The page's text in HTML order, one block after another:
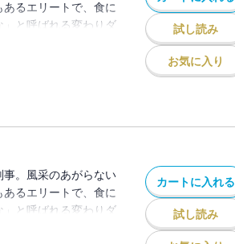
るエリートで、食に
と呼ばれる変わりダ
かして事件の真相に
、レアキャラ・富岡
ョコミント好きな
嘆12本。それは、
期待。
試し読み
お気に入り
。風采のあがらない
るエリートで、食に
と呼ばれる変わりダ
かして事件の真相に
カートに入れる
試し読み